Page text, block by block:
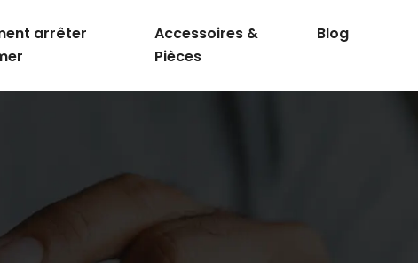
arrêter
Accessoires &
Pièces
Blog